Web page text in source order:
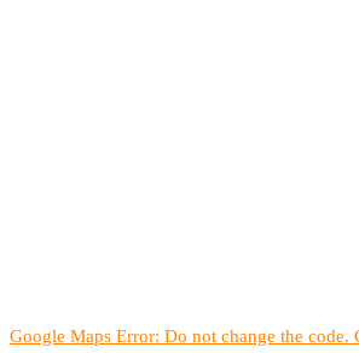
Google Maps Error: Do not change the code.